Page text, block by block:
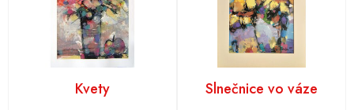
Kvety Slnečnice vo váze